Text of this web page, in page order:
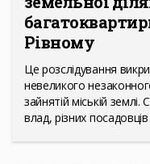
Рівному
Це розслідування
невеликого
зайнятій міській
влад, різних посадовців